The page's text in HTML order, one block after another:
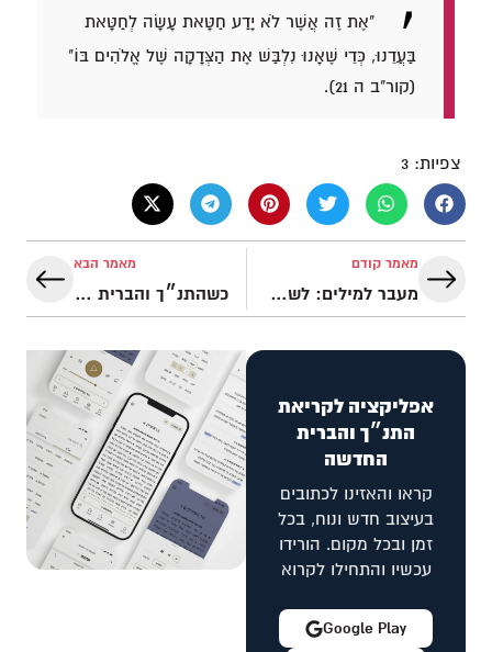
"אֶת זֶה אֲשֶׁר לֹא יָדַע חַטָּאת עָשָׂה לְחַטָּאת
בַּעֲדֵנוּ, כְּדֵי שֶׁאָנוּ נִלְבַּשׁ אֶת הַצְּדָקָה שֶׁל אֱלֹהִים בּוֹ"
(קור"ב ה 21).
צפיות: 3
מאמר קודם
מעבר למילים: לשמוע את דבר אלוהים
מאמר הבא
כשהתנ״ך והברית החדשה נפגשים
אפליקציה לקריאת
התנ״ך והברית
החדשה
קראו והאזינו לכתובים
בעיצוב חדש ונוח, בכל
זמן ובכל מקום. הורידו
עכשיו והתחילו לקרוא
Google Play